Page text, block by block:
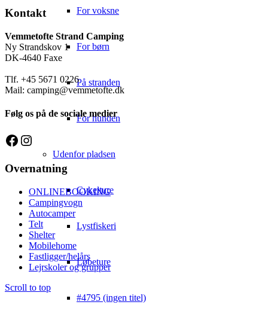
For voksne
For børn
På stranden
For hunden
Udenfor pladsen
Cykelture
Lystfiskeri
Løbeture
#4795 (ingen titel)
Kontakt
Vemmetofte Strand Camping
Ny Strandskov 1
DK-4640 Faxe
Tlf. +45 5671 0226
Mail: camping@vemmetofte.dk
Følg os på de sociale medier
Facebook
Instagram
Overnatning
ONLINEBOOKING
Campingvogn
Autocamper
Telt
Shelter
Mobilehome
Fastligger/helårs
Lejrskoler og grupper
Scroll to top